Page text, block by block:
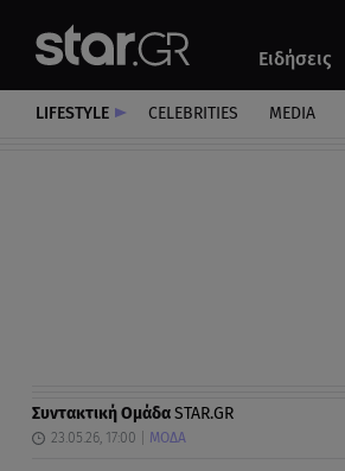
Ειδήσεις
Αυτοκίνητο
LIFESTYLE CELEBRITIES MEDIA
Συντακτική ΟμάδαSTAR.GR
23.05.26, 17:00 ΜΟΔΑ